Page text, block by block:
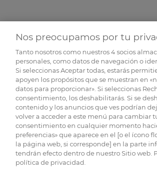
Nos preocupamos por tu
Tanto nosotros como nuestros4socios
personales, como datos de navegación o
Si seleccionas Aceptar todas, estarás
apoyen los propósitos que se muestran en
datos para proporcionar». Si seleccionas
consentimiento, los deshabilitarás. Si se
contenido y los anuncios que ves podrían
volver a acceder a este menú para cambiar
consentimiento en cualquier momento
preferencias» que aparece en el [o el ícono
la página web, si corresponde] en la parte
tendrán efecto dentro de nuestro Sitio web.
política de privacidad.